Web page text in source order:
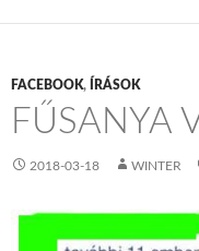
FACEBOOK, ÍRÁSOK
FŰSANYA
2018-03-18 WINTER